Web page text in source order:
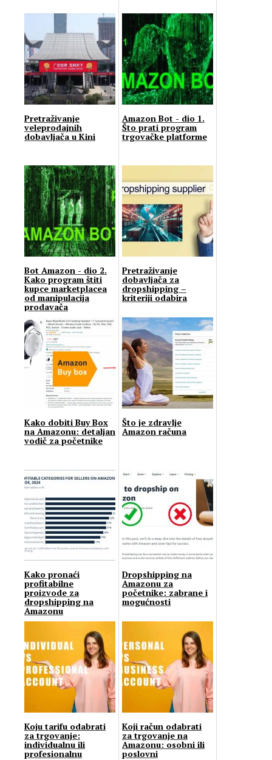
Pretraživanje
veleprodajnih
dobavljača u Kini
Amazon Bot - dio 1.
Što prati program
trgovačke platforme
Bot Amazon - dio 2.
Kako program štiti
kupce marketplacea
od manipulacija
prodavača
Pretraživanje
dobavljača za
dropshipping –
kriteriji odabira
Kako dobiti Buy Box
na Amazonu: detaljan
vodič za početnike
Što je zdravlje
Amazon računa
Kako pronaći
profitabilne
proizvode za
dropshipping na
Amazonu
Dropshipping na
Amazonu za
početnike: zabrane i
mogućnosti
Koju tarifu odabrati
za trgovanje:
individualnu ili
profesionalnu
Koji račun odabrati
za trgovanje na
Amazonu: osobni ili
poslovni